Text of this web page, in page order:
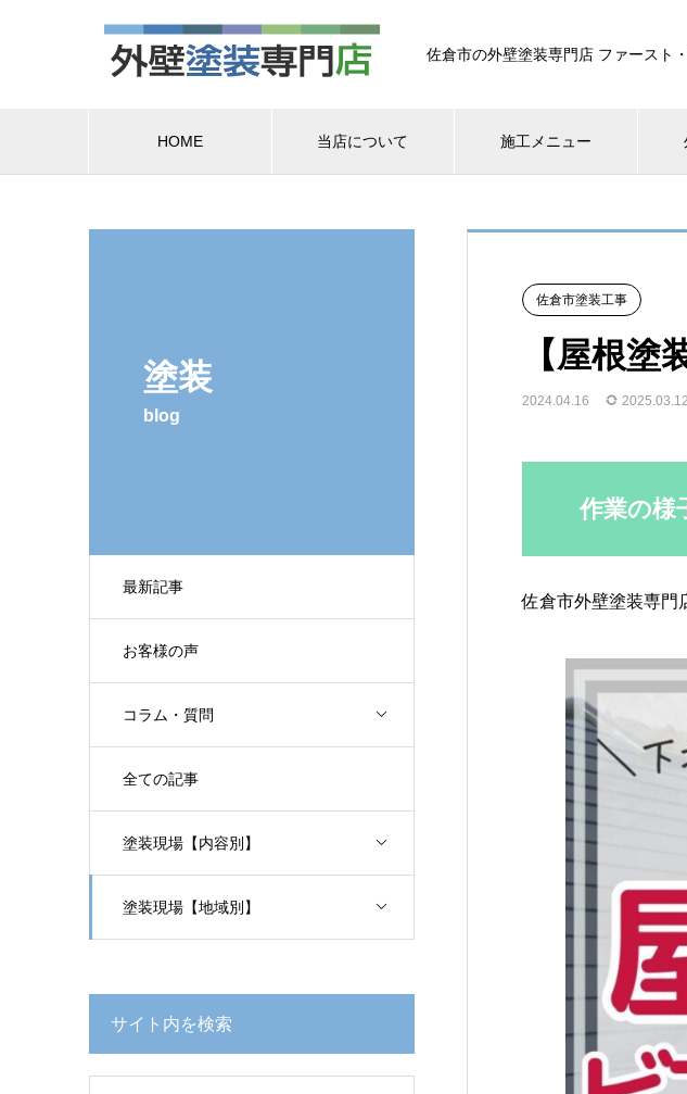
佐倉市の外壁塗装専門店 ファースト
HOME 当店について 施工メニュー
塗装
blog
最新記事
お客様の声
コラム・質問
全ての記事
塗装現場【内容別】
塗装現場【地域別】
佐倉市塗装工事
【屋根塗
2024.04.16 2025.03.12
作業の様
佐倉市外壁塗装専門
サイト内を検索